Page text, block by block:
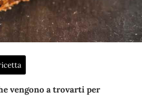
vengono a trovarti per